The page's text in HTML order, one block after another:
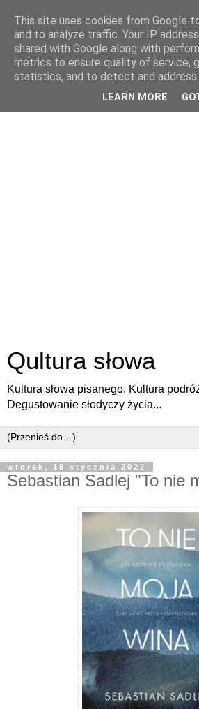
Qultura słowa
Kultura słowa pisanego. Kultura
Degustowanie słodyczy życia...
wtorek, 18 stycznia 2022
Sebastian Sadlej "To nie
This site uses cookies from Google
and to analyze traffic. Your IP
shared with Google along with
metrics to ensure quality of service,
statistics, and to detect and address
LEARN MORE